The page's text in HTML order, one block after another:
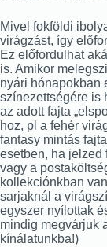
Mivel fokföldi
virágzást, így
Ez előfordulhat
is. Amikor
nyári hónapokban
színezettségére is
az adott fajta
hoz, pl a fehér
fantasy mintás
esetben, ha jelzed
vagy a
kollekciónkban
sarjaknál a
egyszer nyílottak
mindig megvárjuk
kínálatunkba!)